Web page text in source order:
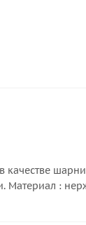
качестве
Материал :